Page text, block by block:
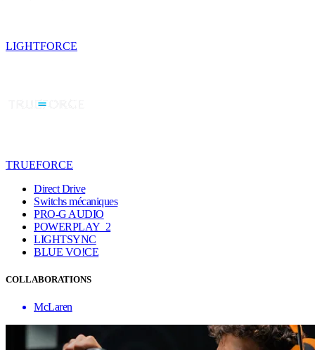
LIGHTFORCE
TRUEFORCE
Direct Drive
Switchs mécaniques
PRO-G AUDIO
POWERPLAY 2
LIGHTSYNC
BLUE VO!CE
COLLABORATIONS
McLaren